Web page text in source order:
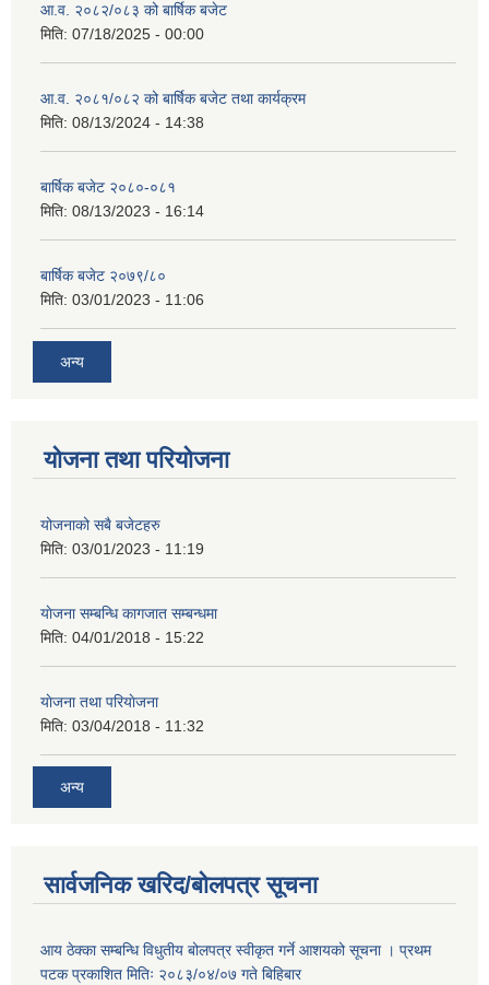
आ.व. २०८२/०८३ को बार्षिक बजेट
मिति: 07/18/2025 - 00:00
आ.व. २०८१/०८२ को बार्षिक बजेट तथा कार्यक्रम
मिति: 08/13/2024 - 14:38
बार्षिक बजेट २०८०-०८१
मिति: 08/13/2023 - 16:14
बार्षिक बजेट २०७९/८०
मिति: 03/01/2023 - 11:06
अन्य
योजना तथा परियोजना
योजनाको सबै बजेटहरु
मिति: 03/01/2023 - 11:19
याेजना सम्बन्धि कागजात सम्बन्धमा
मिति: 04/01/2018 - 15:22
याेजना तथा परियाेजना
मिति: 03/04/2018 - 11:32
अन्य
सार्वजनिक खरिद/बोलपत्र सूचना
आय ठेक्का सम्बन्धि विधुतीय बोलपत्र स्वीकृत गर्ने आशयको सूचना । प्रथम
पटक प्रकाशित मितिः २०८३/०४/०७ गते बिहिबार